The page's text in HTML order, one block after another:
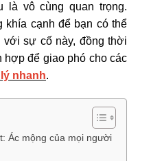
vô cùng quan trọng.
khía cạnh để bạn có thể
sự cố này, đồng thời
hợp để giao phó cho các
nhanh.
Ác mộng của mọi người